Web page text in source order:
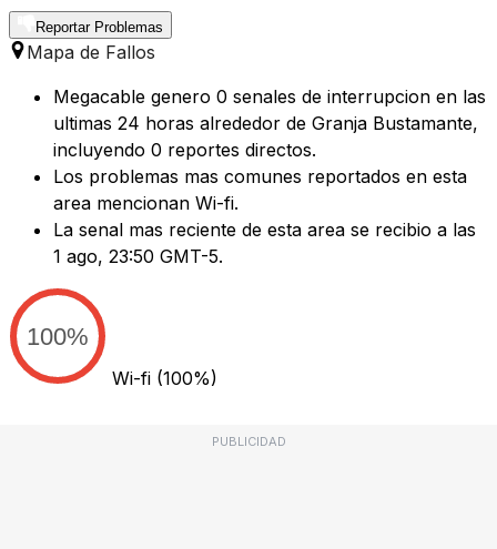
Reportar Problemas
Mapa de Fallos
Megacable genero 0 senales de interrupcion en las
ultimas 24 horas alrededor de Granja Bustamante,
incluyendo 0 reportes directos.
Los problemas mas comunes reportados en esta
area mencionan Wi-fi.
La senal mas reciente de esta area se recibio a las
1 ago, 23:50 GMT-5.
100%
Wi-fi (100%)
PUBLICIDAD